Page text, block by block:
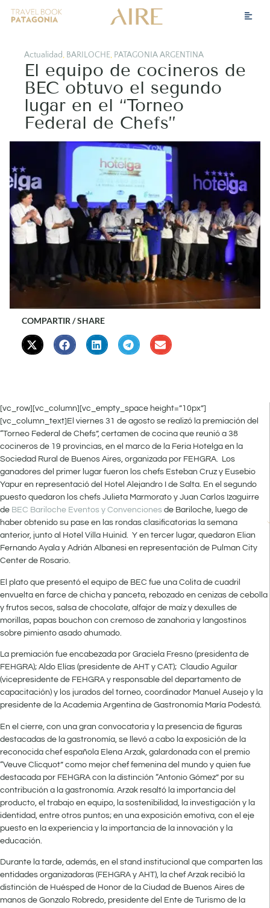
Actualidad, BARILOCHE, PATAGONIA ARGENTINA
El equipo de cocineros de
BEC obtuvo el segundo
lugar en el “Torneo
Federal de Chefs”
COMPARTIR / SHARE
[vc_row][vc_column][vc_empty_space height=”10px”]
[vc_column_text]El viernes 31 de agosto se realizó la premiación del
“Torneo Federal de Chefs”, certamen de cocina que reunió a 38
cocineros de 19 provincias, en el marco de la Feria Hotelga en la
Sociedad Rural de Buenos Aires, organizada por FEHGRA. Los
ganadores del primer lugar fueron los chefs Esteban Cruz y Eusebio
Yapur en representació del Hotel Alejandro I de Salta. En el segundo
puesto quedaron los chefs Julieta Marmorato y Juan Carlos Izaguirre
de BEC Bariloche Eventos y Convenciones de Bariloche, luego de
haber obtenido su pase en las rondas clasificatorias la semana
anterior, junto al Hotel Villa Huinid. Y en tercer lugar, quedaron Elian
Fernando Ayala y Adrián Albanesi en representación de Pulman City
Center de Rosario.
El plato que presentó el equipo de BEC fue una Colita de cuadril
envuelta en farce de chicha y panceta, rebozado en cenizas de cebolla
y frutos secos, salsa de chocolate, alfajor de maíz y dexulles de
morillas, papas bouchon con cremoso de zanahoria y langostinos
sobre pimiento asado ahumado.
La premiación fue encabezada por Graciela Fresno (presidenta de
FEHGRA); Aldo Elías (presidente de AHT y CAT); Claudio Aguilar
(vicepresidente de FEHGRA y responsable del departamento de
capacitación) y los jurados del torneo, coordinador Manuel Ausejo y la
presidente de la Academia Argentina de Gastronomía María Podestá.
En el cierre, con una gran convocatoria y la presencia de figuras
destacadas de la gastronomía, se llevó a cabo la exposición de la
reconocida chef española Elena Arzak, galardonada con el premio
“Veuve Clicquot” como mejor chef femenina del mundo y quien fue
destacada por FEHGRA con la distinción “Antonio Gómez” por su
contribución a la gastronomía. Arzak resaltó la importancia del
producto, el trabajo en equipo, la sostenibilidad, la investigación y la
identidad, entre otros puntos; en una exposición emotiva, con el eje
puesto en la experiencia y la importancia de la innovación y la
educación.
Durante la tarde, además, en el stand institucional que comparten las
entidades organizadoras (FEHGRA y AHT), la chef Arzak recibió la
distinción de Huésped de Honor de la Ciudad de Buenos Aires de
manos de Gonzalo Robredo, presidente del Ente de Turismo de la